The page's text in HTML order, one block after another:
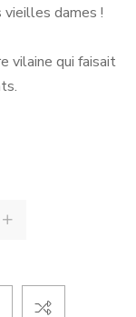
dames !
vilaine qui faisait